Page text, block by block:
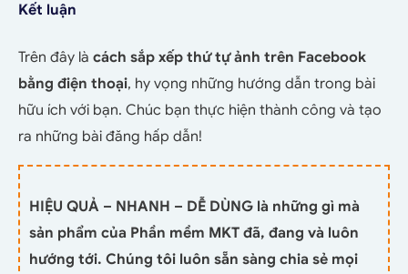
Kết luận
Trên đây là cách sắp xếp thứ tự ảnh trên Facebook
bằng điện thoại, hy vọng những hướng dẫn trong bài
hữu ích với bạn. Chúc bạn thực hiện thành công và tạo
ra những bài đăng hấp dẫn!
HIỆU QUẢ – NHANH – DỄ DÙNG là những gì mà
sản phẩm của Phần mềm MKT đã, đang và luôn
hướng tới. Chúng tôi luôn sẵn sàng chia sẻ mọi